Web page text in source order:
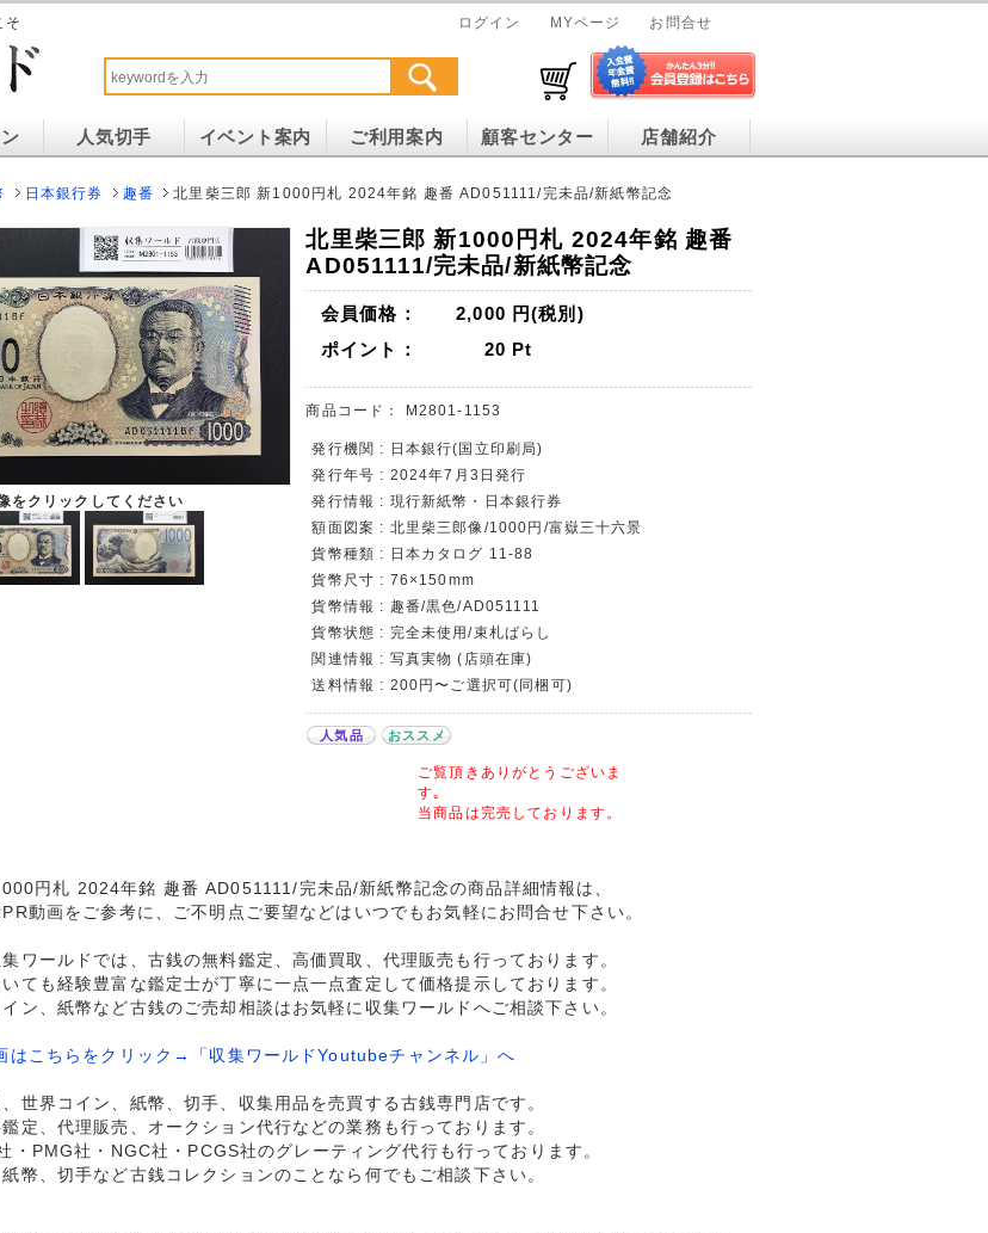
そ ログイン MYページ お問合せ
人気切手 イベント案内 ご利用案内 顧客センター 店舗紹介
日本銀行券 趣番 北里柴三郎 新1000円札 2024年銘 趣番 AD051111/完未品/新紙幣記念
をクリックしてください
北里柴三郎 新1000円札 2024年銘 趣番
AD051111/完未品/新紙幣記念
会員価格： 2,000 円(税別)
ポイント：
20 Pt
商品コード： M2801-1153
発行機関 : 日本銀行(国立印刷局)
発行年号 : 2024年7月3日発行
発行情報 : 現行新紙幣・日本銀行券
額面図案 : 北里柴三郎像/1000円/富嶽三十六景
貨幣種類 : 日本カタログ 11-88
貨幣尺寸 : 76×150mm
貨幣情報 : 趣番/黒色/AD051111
貨幣状態 : 完全未使用/束札ばらし
関連情報 : 写真実物 (店頭在庫)
送料情報 : 200円〜ご選択可(同梱可)
人気品 おススメ
ご覧頂きありがとうございま
す｡
当商品は完売しております。
円札 2024年銘 趣番 AD051111/完未品/新紙幣記念の商品詳細情報は、
動画をご参考に、ご不明点ご要望などはいつでもお気軽にお問合せ下さい。
ワールドでは、古銭の無料鑑定、高価買取、代理販売も行っております。
ても経験豊富な鑑定士が丁寧に一点一点査定して価格提示しております。
ン、紙幣など古銭のご売却相談はお気軽に収集ワールドへご相談下さい。
はこちらをクリック→「収集ワールドYoutubeチャンネル」へ
世界コイン、紙幣、切手、収集用品を売買する古銭専門店です。
定、代理販売、オークション代行などの業務も行っております。
・PMG社・NGC社・PCGS社のグレーティング代行も行っております。
幣、切手など古銭コレクションのことなら何でもご相談下さい。